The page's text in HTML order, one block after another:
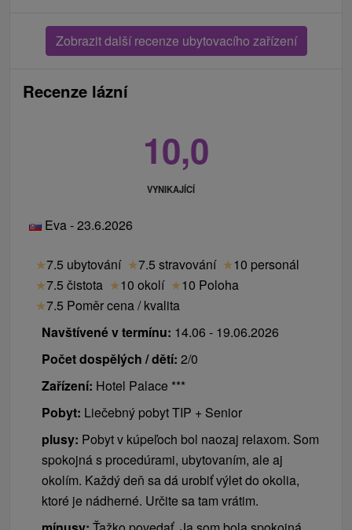
Zobrazit další recenze ubytovacího zařízení
Recenze lázní
10,0
VYNIKAJÍCÍ
Eva - 23.6.2026
★7.5 ubytování ★7.5 stravování ★10 personál
★7.5 čistota ★10 okolí ★10 Poloha
★7.5 Poměr cena / kvalita
Navštívené v termínu: 14.06 - 19.06.2026
Počet dospělých / dětí: 2/0
Zařízení: Hotel Palace ***
Pobyt: Liečebný pobyt TIP + Senior
plusy: Pobyt v kúpeľoch bol naozaj relaxom. Som
spokojná s procedúrami, ubytovaním, ale aj
okolím. Každý deň sa dá urobiť výlet do okolia,
ktoré je nádherné. Určite sa tam vrátim.